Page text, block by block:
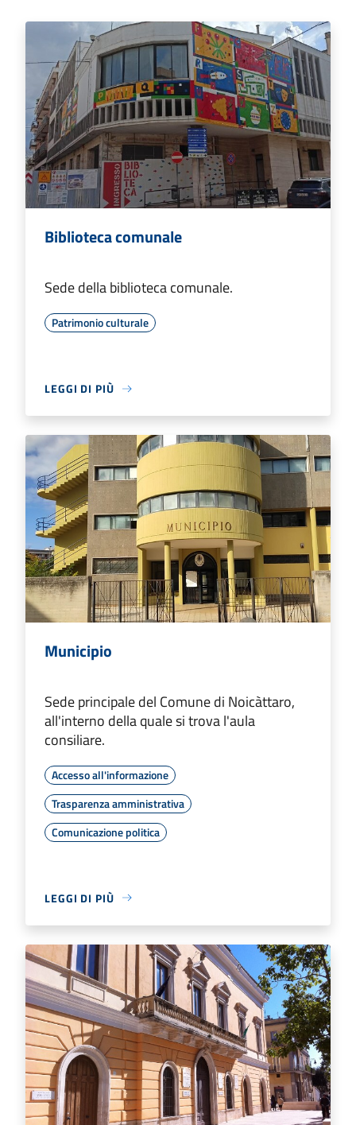
Biblioteca comunale
Sede della biblioteca comunale.
Patrimonio culturale
LEGGI DI PIÙ
Municipio
Sede principale del Comune di Noicàttaro,
all'interno della quale si trova l'aula
consiliare.
Accesso all'informazione
Trasparenza amministrativa
Comunicazione politica
LEGGI DI PIÙ